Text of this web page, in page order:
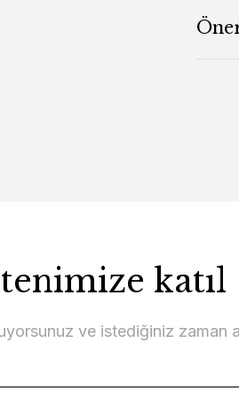
katıl
ve istediğiniz zaman